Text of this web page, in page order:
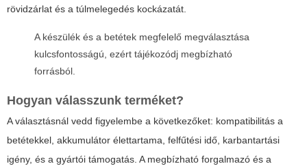
rövidzárlat és a túlmelegedés kockázatát.
A készülék és a betétek megfelelő megválasztása
kulcsfontosságú, ezért tájékozódj megbízható
forrásból.
Hogyan válasszunk terméket?
A választásnál vedd figyelembe a következőket: kompatibilitás a
betétekkel, akkumulátor élettartama, felfűtési idő, karbantartási
igény, és a gyártói támogatás. A megbízható forgalmazó és a